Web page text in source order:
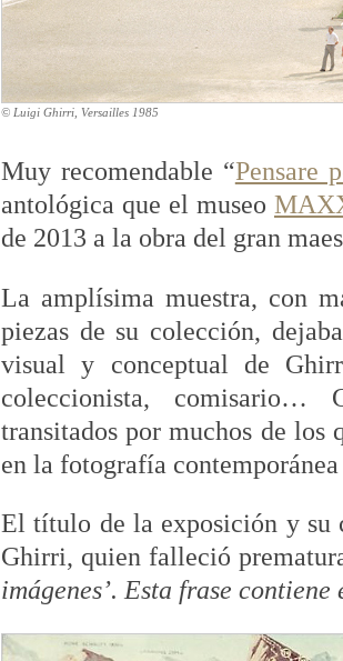
© Luigi Ghirri, Versailles 1985
Muy recomendable “Pensare
antológica que el museo
de 2013 a la obra del gran
La amplísima muestra, con
piezas de su colección,
visual y conceptual de
coleccionista, comisario…
transitados por muchos de los
en la fotografía
El título de la exposición y su
Ghirri, quien falleció
imágenes’. Esta frase